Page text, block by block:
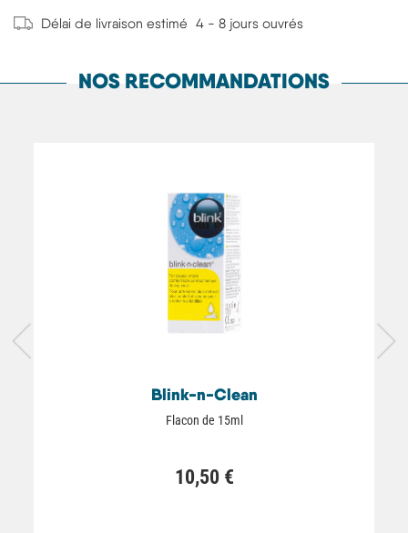
Délai de livraison estimé 4 - 8 jours ouvrés
NOS RECOMMANDATIONS
Blink-n-Clean
Flacon de 15ml
10,50 €